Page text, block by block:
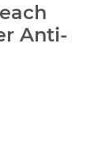
Anti-